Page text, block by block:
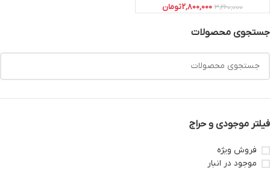
جستجوی محصولات
فیلتر موجودی و حراج
فروش ویژه
موجود در انبار
3,260,000
2,800,000تومان